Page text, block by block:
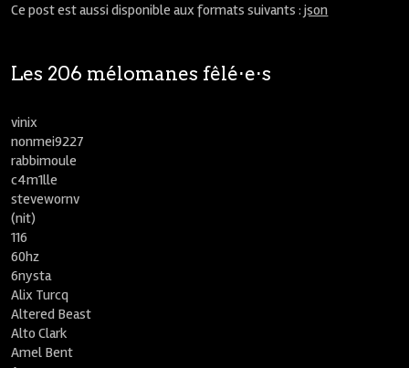
Ce post est aussi disponible aux formats suivants :json
Les 206 mélomanes fêlé⋅e⋅s
vinix
nonmei9227
rabbimoule
c4m1lle
stevewornv
(nit)
116
60hz
6nysta
Alix Turcq
Altered Beast
Alto Clark
Amel Bent